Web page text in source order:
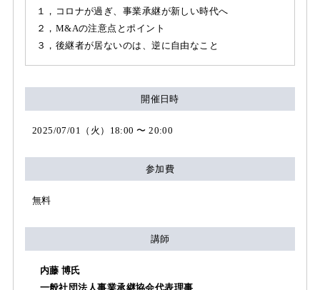
１，コロナが過ぎ、事業承継が新しい時代へ
２，M&Aの注意点とポイント
３，後継者が居ないのは、逆に自由なこと
開催日時
2025/07/01（火）18:00 〜 20:00
参加費
無料
講師
内藤 博氏
一般社団法人事業承継協会代表理事